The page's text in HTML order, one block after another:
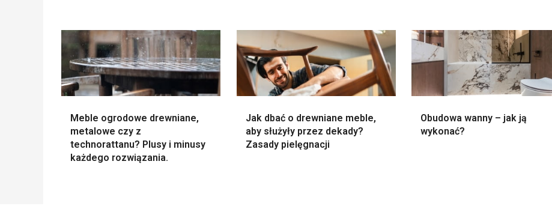
Meble ogrodowe drewniane,
metalowe czy z
technorattanu? Plusy i minusy
każdego rozwiązania.
Jak dbać o drewniane meble,
aby służyły przez dekady?
Zasady pielęgnacji
Obudowa wanny – jak ją
wykonać?